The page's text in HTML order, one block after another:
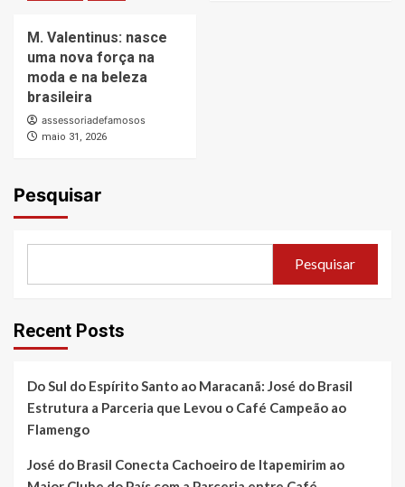
M. Valentinus: nasce
uma nova força na
moda e na beleza
brasileira
assessoriadefamosos
maio 31, 2026
Pesquisar
Pesquisar
Recent Posts
Do Sul do Espírito Santo ao Maracanã: José do Brasil
Estrutura a Parceria que Levou o Café Campeão ao
Flamengo
José do Brasil Conecta Cachoeiro de Itapemirim ao